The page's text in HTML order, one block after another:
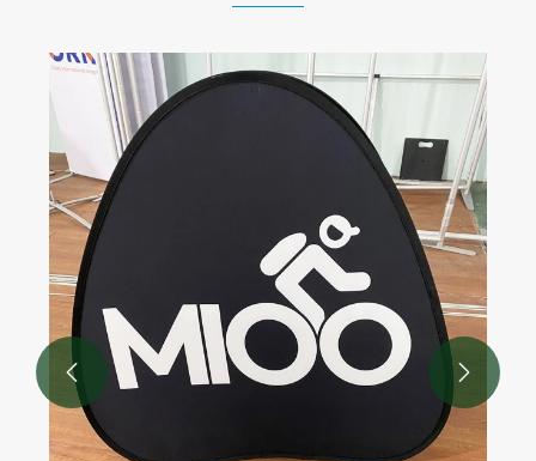
अरे, एक ठोस पृष्ठभूमि स्टैंड फ़्रेम की आवश्यकता है? चलो
बात करते हैं।
और देखें >>
 